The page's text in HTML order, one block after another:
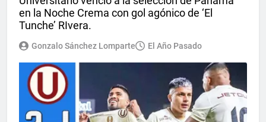
en la Noche Crema con gol agónico de ‘El
Tunche’ RIvera.
Gonzalo Sánchez Lomparte El Año Pasado